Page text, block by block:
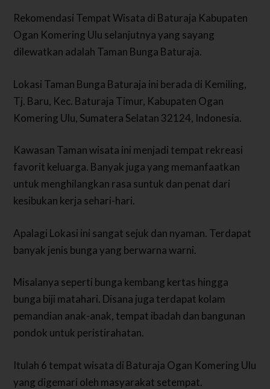
Rekomendasi Tempat Wisata di Baturaja Kabupaten
Ogan Komering Ulu selanjutnya yang sayang
dilewatkan adalah Taman Bunga Baturaja.
Lokasi Taman Bunga Baturaja ini berada di Kemiling,
Tj. Baru, Kec. Baturaja Timur, Kabupaten Ogan
Komering Ulu, Sumatera Selatan 32124, Indonesia.
Kawasan Taman wisata ini menjadi tempat rekreasi
favorit keluarga. Banyak juga yang memanfaatkan
untuk menghilangkan rasa suntuk dan penat dari
kesibukan kerja sehari-hari.
Apalagi Lokasi ini sangat sejuk dan nyaman. Terdapat
banyak jenis bunga yang berwarna warni.
Misalanya seperti bunga kembang kertas hingga
bunga biji matahari. Disana juga terdapat kolam
pemandian anak-anak, tempat ibadah dan bangunan
pondok untuk peristirahatan.
Itulah 6 tempat wisata di Baturaja Ogan Komering Ulu
yang digemari oleh masyarakat setempat.